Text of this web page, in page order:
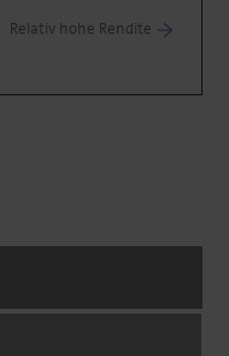
Relativ hohe Rendite